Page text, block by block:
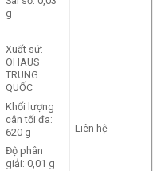
g
Xuất sứ:
OHAUS –
TRUNG
QUỐC
Khối lượng
cân tối đa:
620 g
Độ phân
giải: 0,01 g
Liên hệ